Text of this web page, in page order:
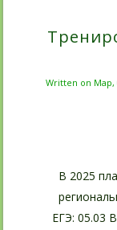
Written on Мар,
В 2025
ЕГЭ: 05.03